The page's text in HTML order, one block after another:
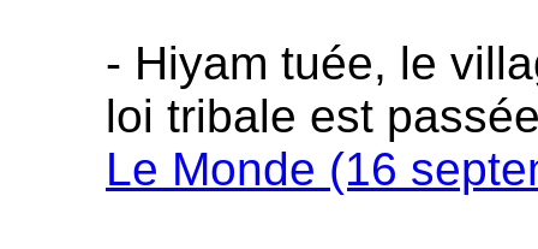
- Hiyam tuée, le
loi tribale est
Le Monde (16